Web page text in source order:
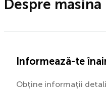
Despre masina
Informează-te
Obține informații